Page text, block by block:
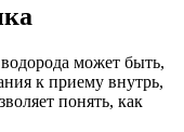
может быть,
к приему внутрь,
понять, как